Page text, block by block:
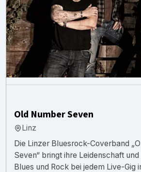
Old Number Seven
Linz
Die Linzer Bluesrock-Coverband
Seven“ bringt ihre Leidenschaft
Blues und Rock bei jedem Live-Gig